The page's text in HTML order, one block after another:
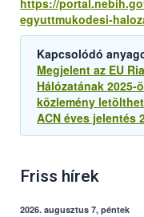
egyuttmukodesi-
Kapcsolódó
Megjelent az EU
Hálózatának
közlemény
ACN éves jelentés
Friss hírek
2026. augusztus 7, péntek